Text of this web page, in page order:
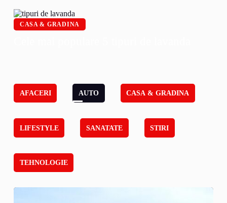
CASA & GRADINA
AFACERI AUTO CASA & GRADINA
LIFESTYLE SANATATE STIRI
TEHNOLOGIE